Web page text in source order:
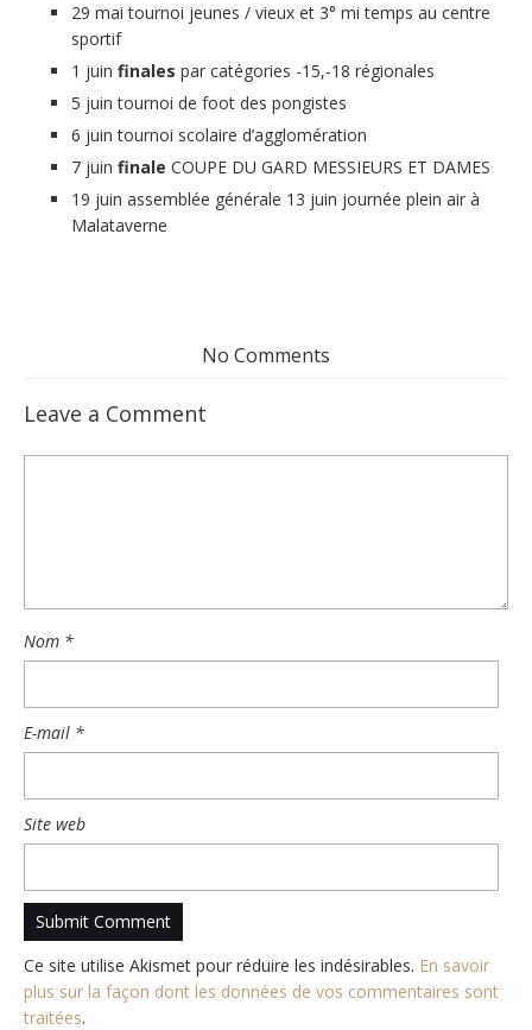
29 mai tournoi jeunes / vieux et 3° mi temps au centre
sportif
1 juin finales par catégories -15,-18 régionales
5 juin tournoi de foot des pongistes
6 juin tournoi scolaire d’agglomération
7 juin finale COUPE DU GARD MESSIEURS ET DAMES
19 juin assemblée générale 13 juin journée plein air à
Malataverne
No Comments
Leave a Comment
Nom *
E-mail *
Site web
Ce site utilise Akismet pour réduire les indésirables. En savoir
plus sur la façon dont les données de vos commentaires sont
traitées.